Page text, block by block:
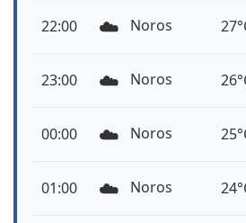
22:00 ☁️ Noros
23:00 ☁️ Noros
00:00 ☁️ Noros
01:00 ☁️ Noros